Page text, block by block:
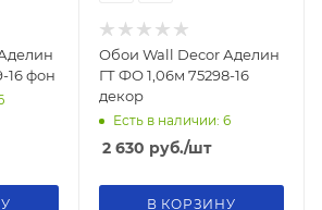
16 фон
Обои Wall Decor Аделин
ГТ ФО 1,06м 75298-16
декор
Есть в наличии: 6
2 630 руб./шт
В КОРЗИНУ